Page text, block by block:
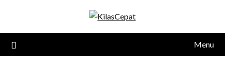
content
Menu